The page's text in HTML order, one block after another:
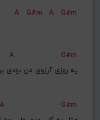
A G#m A G#m
A
G#m
یه روزی آرزوی من بودی
A
G#m